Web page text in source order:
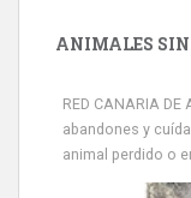
ANIMALES
RED CANARIA DE
abandones y
animal perdido o